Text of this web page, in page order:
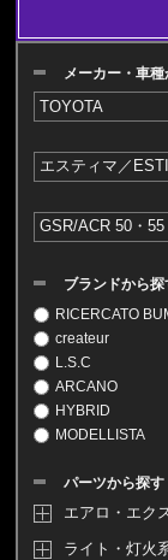
メーカー・車
ブランドから探
RICERCATO
createur
L.S.C
ARCANO
HYBRID
MODELLISTA
パーツから探す
エアロ・エク
ライト・灯火